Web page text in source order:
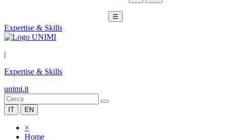
☰
Expertise & Skills
|
Expertise & Skills
unimi.it
IT EN
×
Home